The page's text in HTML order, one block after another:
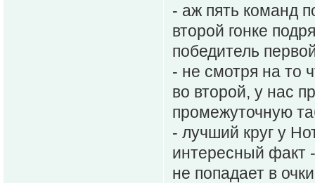
- аж пять команд
второй гонке
победитель
- не смотря на то
во второй, у нас
промежуточную
- лучший круг у
интересный факт
не попадает в